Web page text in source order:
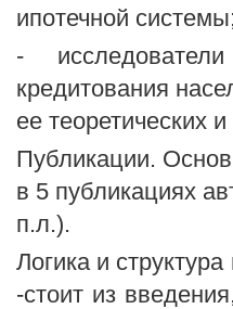
ипотечной
-
кредитования
ее теоретических
Публикации.
в 5 публикациях
п.л.).
Логика и
-стоит из